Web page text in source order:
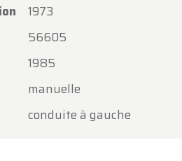
1973
56605
1985
manuelle
conduite à gauche
,
Le lundi 17 août
Merci de votre